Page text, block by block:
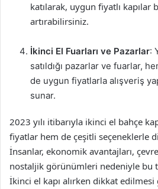
katılarak, uygun fiyatlı kapılar
artırabilirsiniz.
İkinci El Fuarları ve Pazarlar:
satıldığı pazarlar ve fuarlar,
de uygun fiyatlarla alışveriş
sunar.
2023 yılı itibarıyla ikinci el bahçe
fiyatlar hem de çeşitli seçeneklerle
İnsanlar, ekonomik avantajları,
nostaljik görünümleri nedeniyle bu
İkinci el kapı alırken dikkat